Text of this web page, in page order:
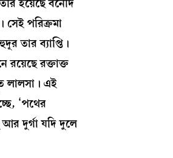
সেই পরিক্রমা
তার ব্যাপ্তি।
রক্তাক্ত
লালসা। এই
‘পথের
দুর্গা যদি দুলে